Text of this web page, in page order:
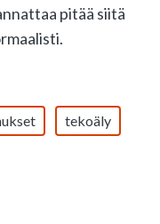
pitää siitä
tekoäly